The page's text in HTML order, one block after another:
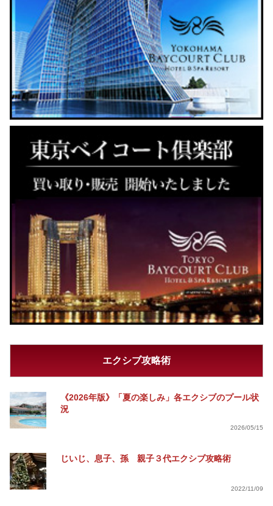
エクシブ攻略術
《2026年版》「夏の楽しみ」各エクシブのプール状
況
2026/05/15
じいじ、息子、孫 親子３代エクシブ攻略術
2022/11/09